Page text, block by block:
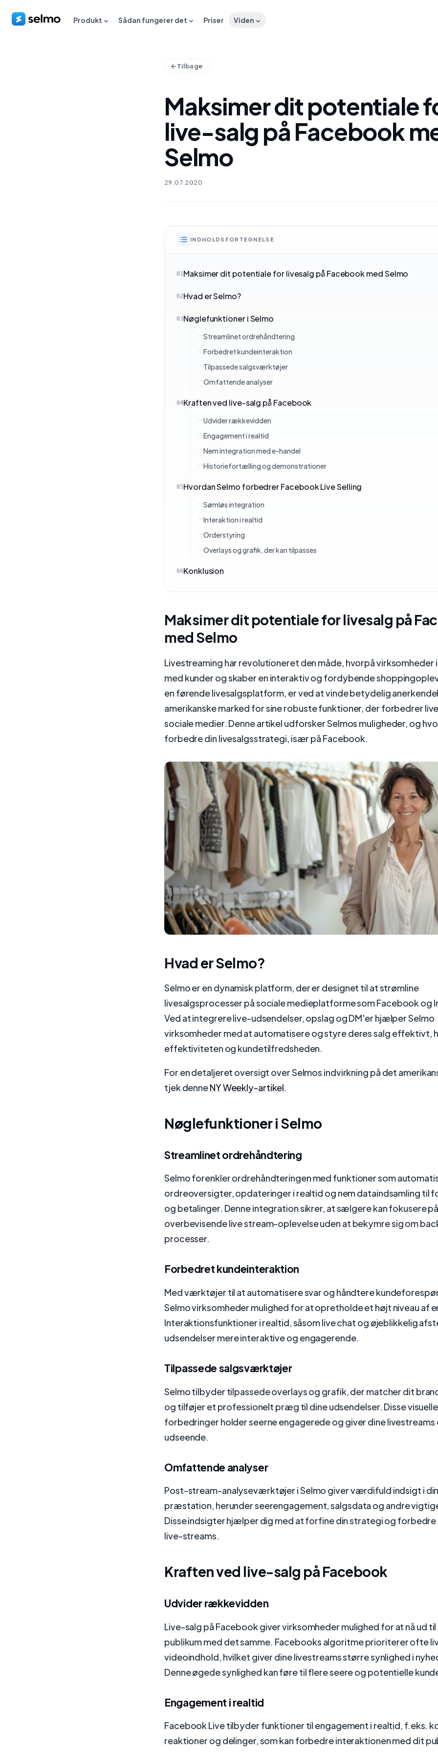
Produkt Sådan fungerer det Priser Viden
Tilbage
Maksimer dit potentiale
live-salg på Facebook
Selmo
29.07.2020
INDHOLDSFORTEGNELSE
01Maksimer dit potentiale for livesalg på Facebook med Selmo
02Hvad er Selmo?
03Nøglefunktioner i Selmo
Streamlinet ordrehåndtering
Forbedret kundeinteraktion
Tilpassede salgsværktøjer
Omfattende analyser
04Kraften ved live-salg på Facebook
Udvider rækkevidden
Engagement i realtid
Nem integration med e-handel
Historiefortælling og demonstrationer
05Hvordan Selmo forbedrer Facebook Live Selling
Sømløs integration
Interaktion i realtid
Orderstyring
Overlays og grafik, der kan tilpasses
06Konklusion
Maksimer dit potentiale for livesalg på
med Selmo
Livestreaming har revolutioneret den måde, hvorpå virksomheder
med kunder og skaber en interaktiv og fordybende
en førende livesalgsplatform, er ved at vinde betydelig
amerikanske marked for sine robuste funktioner, der forbedrer
sociale medier. Denne artikel udforsker Selmos muligheder, og
forbedre din livesalgsstrategi, især på Facebook.
Hvad er Selmo?
Selmo er en dynamisk platform, der er designet til at strømline
livesalgsprocesser på sociale medieplatforme som Facebook og
Ved at integrere live-udsendelser, opslag og DM'er hjælper Selmo
virksomheder med at automatisere og styre deres salg effektivt,
effektiviteten og kundetilfredsheden.
For en detaljeret oversigt over Selmos indvirkning på det
tjek denneNY Weekly-artikel.
Nøglefunktioner i Selmo
Streamlinet ordrehåndtering
Selmo forenkler ordrehåndteringen med funktioner som
ordreoversigter, opdateringer i realtid og nem dataindsamling til
og betalinger. Denne integration sikrer, at sælgere kan fokusere
overbevisende live stream-oplevelse uden at bekymre sig om
processer.
Forbedret kundeinteraktion
Med værktøjer til at automatisere svar og håndtere
Selmo virksomheder mulighed for at opretholde et højt niveau af
Interaktionsfunktioner i realtid, såsom live chat og øjeblikkelig
udsendelser mere interaktive og engagerende.
Tilpassede salgsværktøjer
Selmo tilbyder tilpassede overlays og grafik, der matcher dit
og tilføjer et professionelt præg til dine udsendelser. Disse visuelle
forbedringer holder seerne engagerede og giver dine
udseende.
Omfattende analyser
Post-stream-analyseværktøjer i Selmo giver værdifuld indsigt i
præstation, herunder seerengagement, salgsdata og andre
Disse indsigter hjælper dig med at forfine din strategi og
live-streams.
Kraften ved live-salg på Facebook
Udvider rækkevidden
Live-salg på Facebook giver virksomheder mulighed for at nå ud
publikum med det samme. Facebooks algoritme prioriterer ofte
videoindhold, hvilket giver dine livestreams større synlighed i
Denne øgede synlighed kan føre til flere seere og potentielle
Engagement i realtid
Facebook Live tilbyder funktioner til engagement i realtid, f.eks.
reaktioner og delinger, som kan forbedre interaktionen med dit